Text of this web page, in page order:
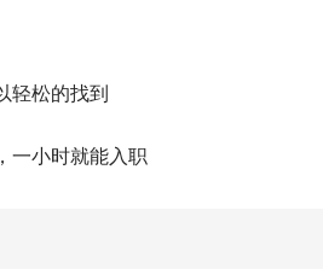
轻松的找到
一小时就能入职